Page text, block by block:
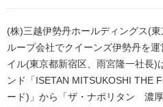
(株)三越伊勢丹ホールディングス(
ループ会社でクイーンズ伊勢丹を
イル(東京都新宿区、雨宮隆一社長)
ンド「ISETAN MITSUKOSHI THE
ード)」から「ザ・ナポリタン 濃